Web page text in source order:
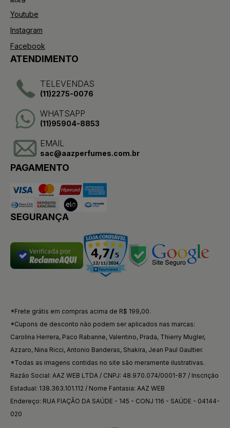
Youtube
Instagram
Facebook
ATENDIMENTO
TELEVENDAS
(11)2275-0076
WHATSAPP
(11)95904-8853
EMAIL
sac@aazperfumes.com.br
PAGAMENTO
SEGURANÇA
Verificada por
*Frete grátis em compras acima de R$ 199,00.
*Cupons de desconto não podem ser aplicados nas marcas:
Carolina Herrera, Paco Rabanne, Valentino, Prada, Thierry Mugler,
Azzaro, Nina Ricci, Antonio Banderas, Shakira, Jean Paul Gaultier.
*Todas as imagens contidas no site são meramente ilustrativas.
Razão Social: AAZ WEB LTDA / CNPJ: 48.970.074/0001-87 / Inscrição
Estadual: 138.363.101.112 / Nome Fantasia: AAZ WEB
Endereço: RUA FIAÇÃO DA SAÚDE - 145 - CONJ 116 - SAÚDE - 04144-
020